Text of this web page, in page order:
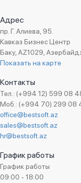
Адрес
пр. Г. Алиева, 95.
Кавказ Бизнес Центр
Баку, AZ1029,
Показать на карте
Контакты
Тел.: (+994 12) 599 08
Моб.: (+994 70) 299 08
office@bestsoft.az
sales@bestsoft.az
hr@bestsoft.az
График работы
График работы
09:00 - 18:00